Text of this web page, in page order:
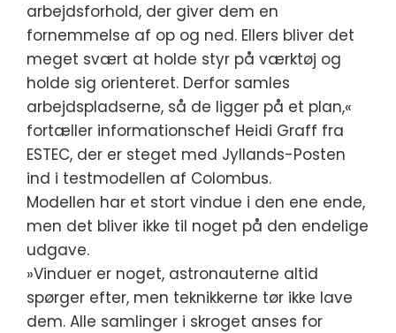
arbejdsforhold, der giver dem en
fornemmelse af op og ned. Ellers bliver det
meget svært at holde styr på værktøj og
holde sig orienteret. Derfor samles
arbejdspladserne, så de ligger på et plan,«
fortæller informationschef Heidi Graff fra
ESTEC, der er steget med Jyllands-Posten
ind i testmodellen af Colombus.
Modellen har et stort vindue i den ene ende,
men det bliver ikke til noget på den endelige
udgave.
»Vinduer er noget, astronauterne altid
spørger efter, men teknikkerne tør ikke lave
dem. Alle samlinger i skroget anses for